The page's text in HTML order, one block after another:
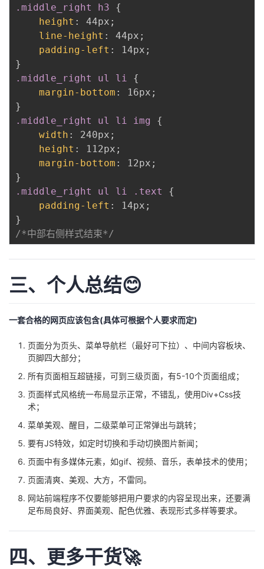
.middle_right h3
{
height : 44px ;
line-height : 44px ;
padding-left : 14px ;
}
.middle_right ul li
{
margin-bottom : 16px ;
}
.middle_right ul li img
{
width : 240px ;
height : 112px ;
margin-bottom : 12px ;
}
.middle_right ul li .text
{
padding-left : 14px ;
}
/*中部右侧样式结束*/
三、个人总结😊
一套合格的网页应该包含(具体可根据个人要求而定)
页面分为页头、菜单导航栏（最好可下拉）、中间内容板块、
页脚四大部分；
所有页面相互超链接，可到三级页面，有5-10个页面组成；
页面样式风格统一布局显示正常，不错乱，使用Div+Css技
术；
菜单美观、醒目，二级菜单可正常弹出与跳转；
要有JS特效，如定时切换和手动切换图片新闻；
页面中有多媒体元素，如gif、视频、音乐，表单技术的使用；
页面清爽、美观、大方，不雷同。
网站前端程序不仅要能够把用户要求的内容呈现出来，还要满
足布局良好、界面美观、配色优雅、表现形式多样等要求。
四、更多干货🚀